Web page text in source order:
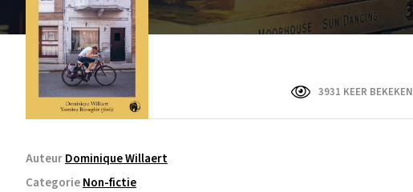
3931 KEER BEKEKEN
AuteurDominique Willaert
CategorieNon-fictie